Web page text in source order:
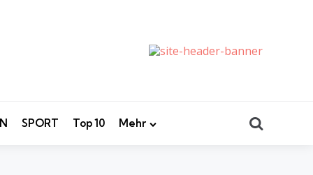
SPORT Top 10 Mehr